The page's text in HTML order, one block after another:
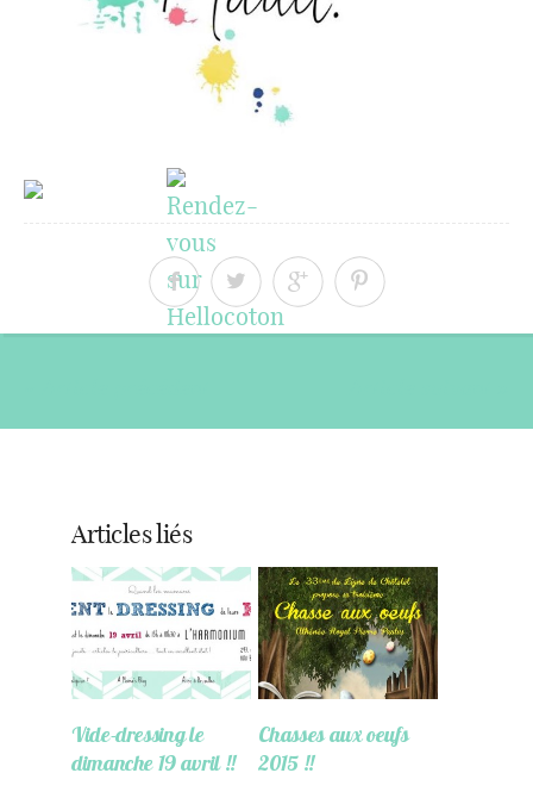
Articles liés
Vide-dressing le
dimanche 19 avril !!
Chasses aux oeufs
2015 !!